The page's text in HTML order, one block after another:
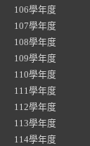
106學年度
107學年度
108學年度
109學年度
110學年度
111學年度
112學年度
113學年度
114學年度